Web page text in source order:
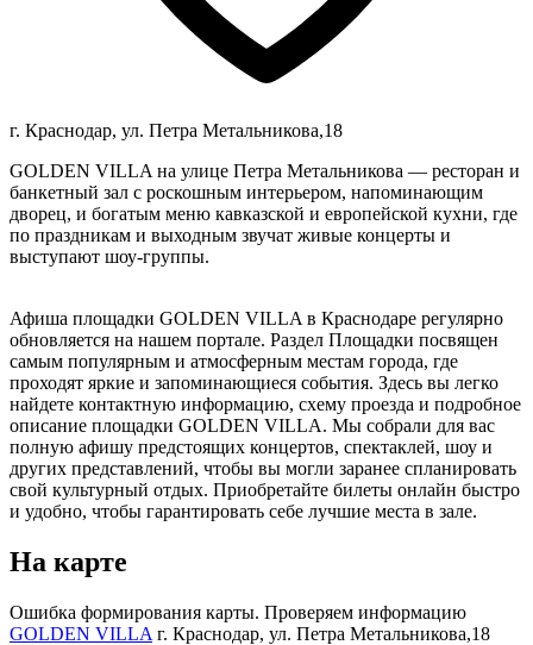
г. Краснодар, ул. Петра Метальникова,18
GOLDEN VILLA на улице Петра Метальникова — ресторан и
банкетный зал с роскошным интерьером, напоминающим
дворец, и богатым меню кавказской и европейской кухни, где
по праздникам и выходным звучат живые концерты и
выступают шоу-группы.
Афиша площадки GOLDEN VILLA в Краснодаре регулярно
обновляется на нашем портале. Раздел Площадки посвящен
самым популярным и атмосферным местам города, где
проходят яркие и запоминающиеся события. Здесь вы легко
найдете контактную информацию, схему проезда и подробное
описание площадки GOLDEN VILLA. Мы собрали для вас
полную афишу предстоящих концертов, спектаклей, шоу и
других представлений, чтобы вы могли заранее спланировать
свой культурный отдых. Приобретайте билеты онлайн быстро
и удобно, чтобы гарантировать себе лучшие места в зале.
На карте
Ошибка формирования карты. Проверяем информацию
GOLDEN VILLA г. Краснодар, ул. Петра Метальникова,18